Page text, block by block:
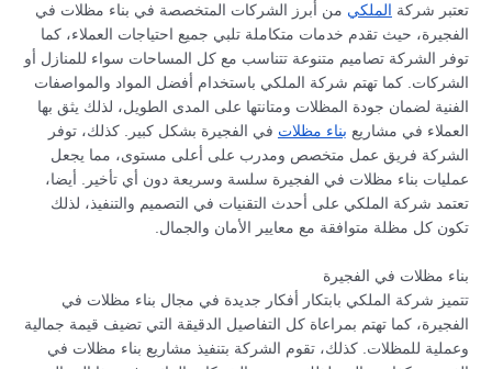
تعتبر شركة الملكي من أبرز الشركات المتخصصة في بناء مظلات في
الفجيرة، حيث تقدم خدمات متكاملة تلبي جميع احتياجات العملاء، كما
توفر الشركة تصاميم متنوعة تتناسب مع كل المساحات سواء للمنازل أو
الشركات. كما تهتم شركة الملكي باستخدام أفضل المواد والمواصفات
الفنية لضمان جودة المظلات ومتانتها على المدى الطويل، لذلك يثق بها
العملاء في مشاريع بناء مظلات في الفجيرة بشكل كبير. كذلك، توفر
الشركة فريق عمل متخصص ومدرب على أعلى مستوى، مما يجعل
عمليات بناء مظلات في الفجيرة سلسة وسريعة دون أي تأخير. أيضا،
تعتمد شركة الملكي على أحدث التقنيات في التصميم والتنفيذ، لذلك
تكون كل مظلة متوافقة مع معايير الأمان والجمال.
بناء مظلات في الفجيرة
تتميز شركة الملكي بابتكار أفكار جديدة في مجال بناء مظلات في
الفجيرة، كما تهتم بمراعاة كل التفاصيل الدقيقة التي تضيف قيمة جمالية
وعملية للمظلات. كذلك، تقوم الشركة بتنفيذ مشاريع بناء مظلات في